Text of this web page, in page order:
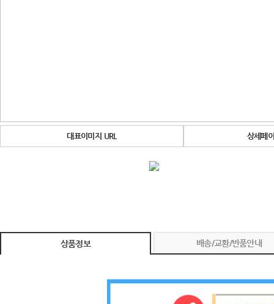
대표이미지 URL 상세페
상품정보 배송/교환/반품안내